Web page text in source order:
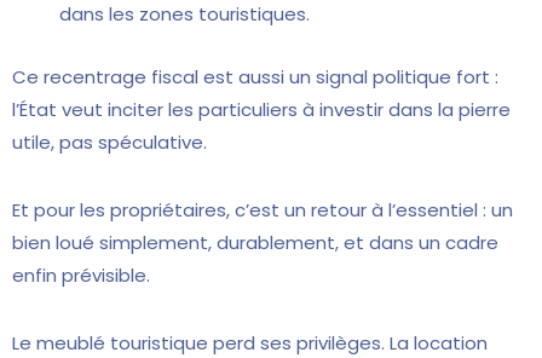
dans les zones touristiques.
Ce recentrage fiscal est aussi un signal politique fort :
l’État veut inciter les particuliers à investir dans la pierre
utile, pas spéculative.
Et pour les propriétaires, c’est un retour à l’essentiel : un
bien loué simplement, durablement, et dans un cadre
enfin prévisible.
Le meublé touristique perd ses privilèges. La location